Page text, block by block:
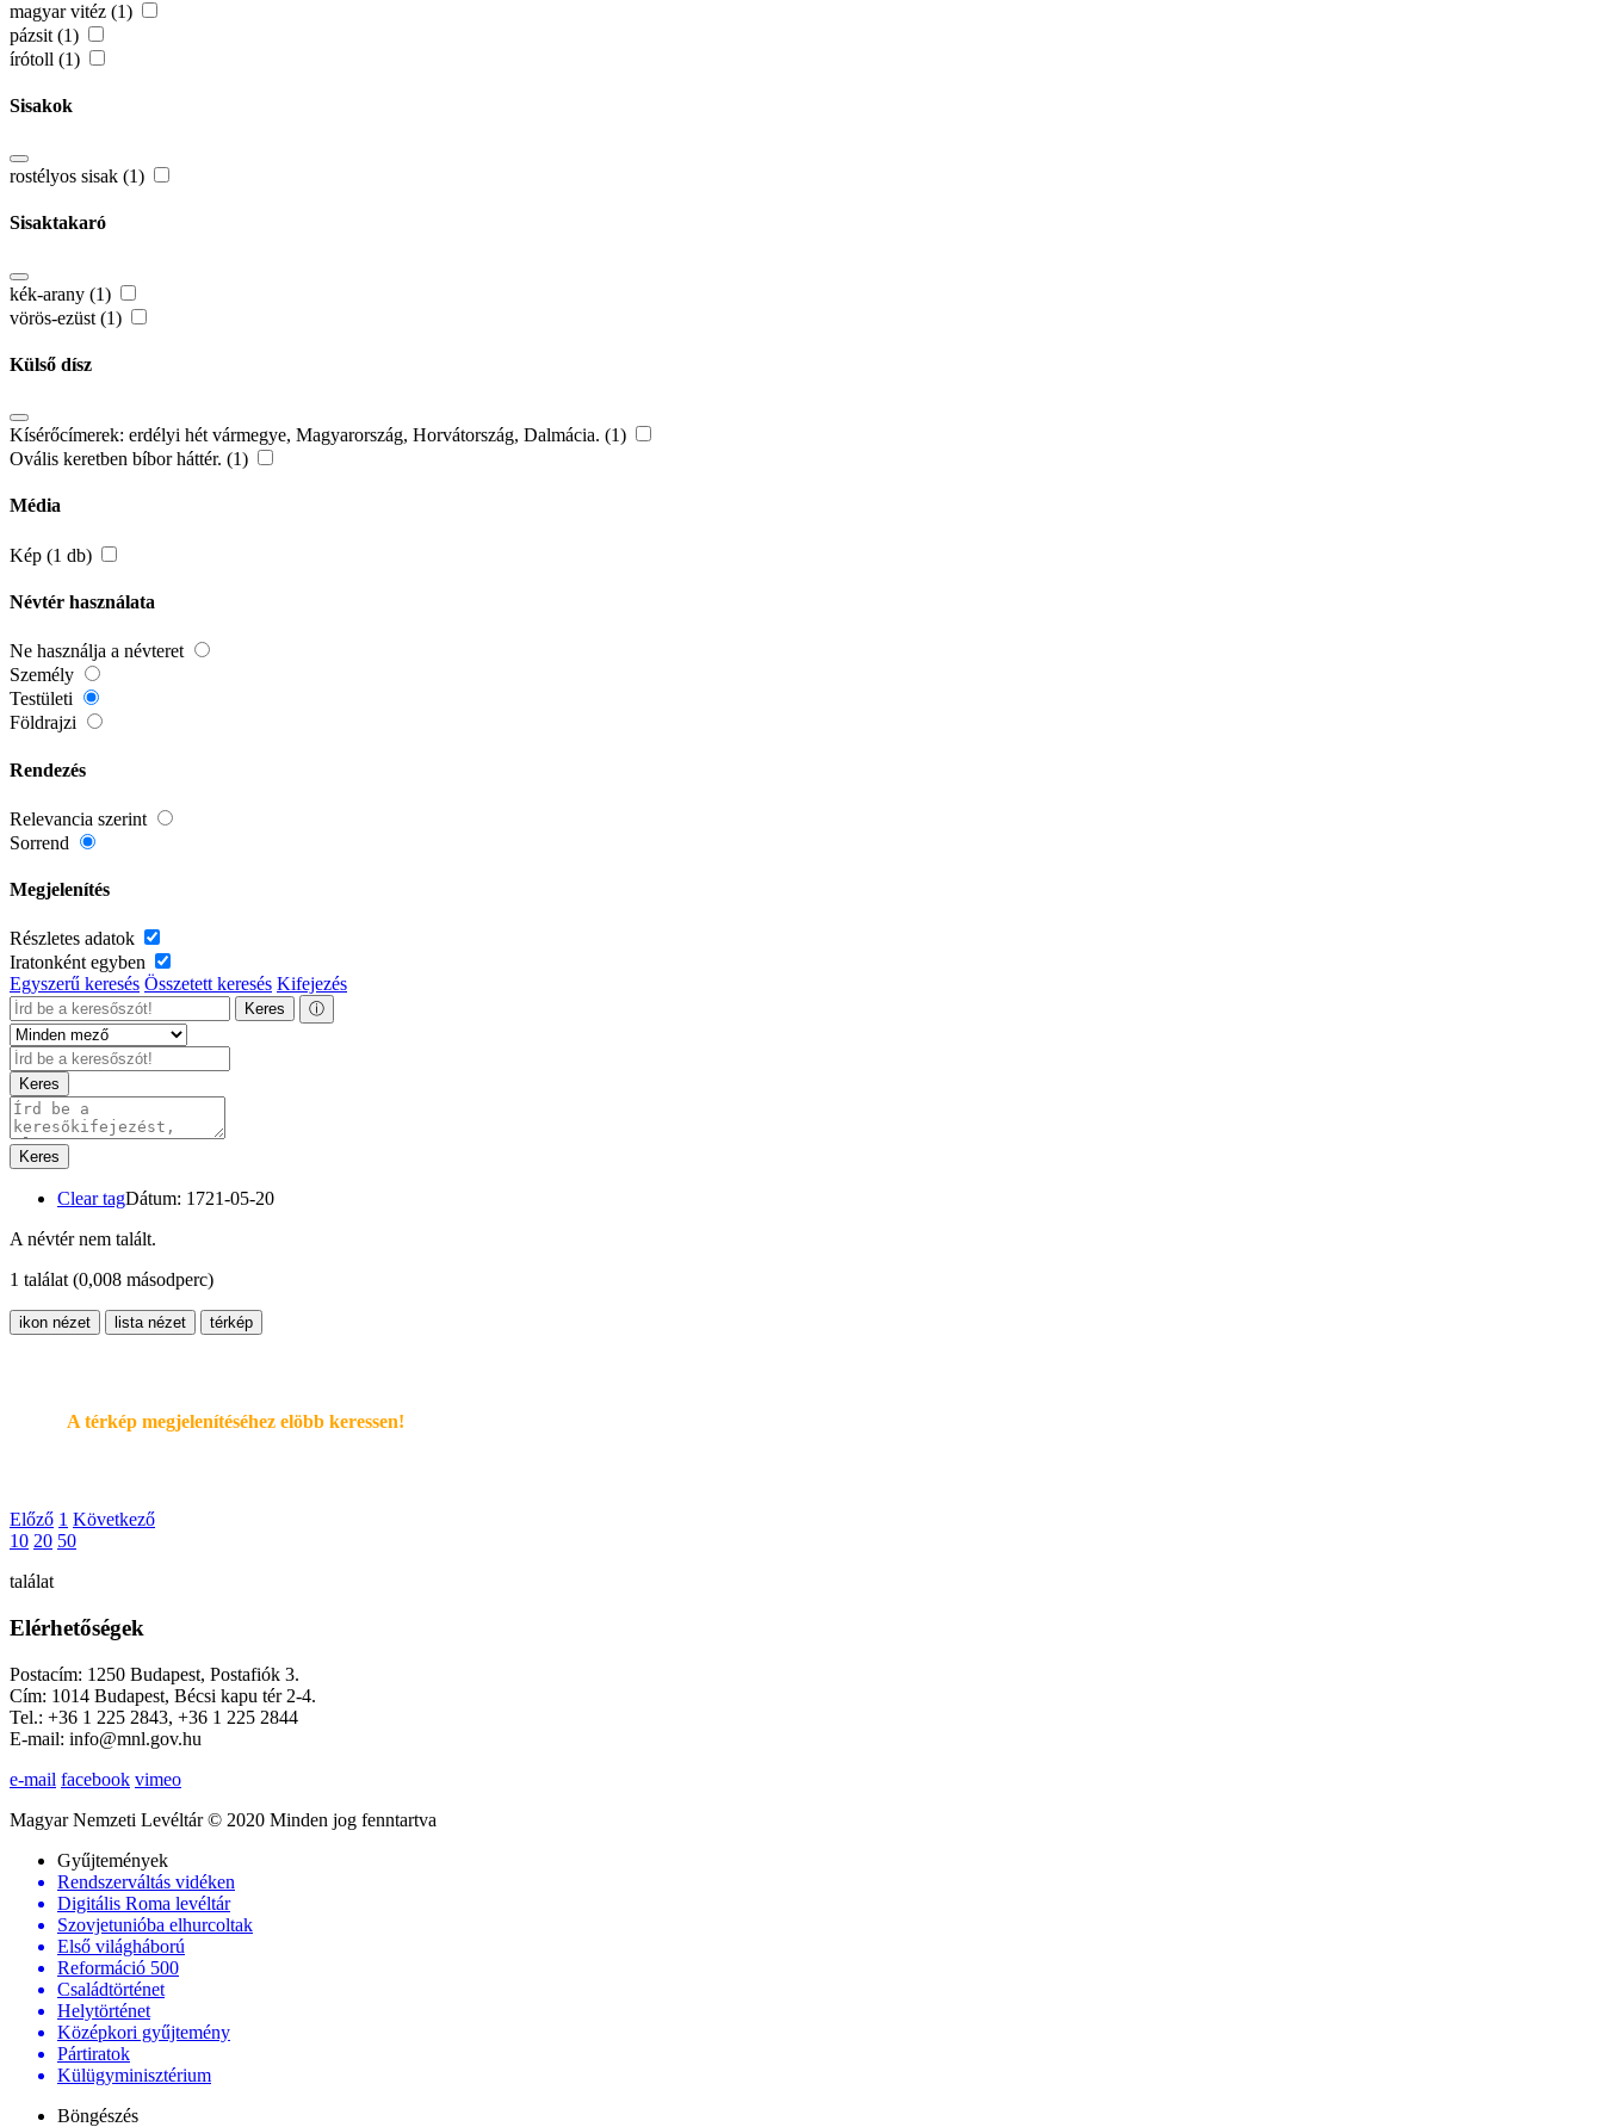
magyar vitéz (1)
pázsit (1)
írótoll (1)
Sisakok
rostélyos sisak (1)
Sisaktakaró
kék-arany (1)
vörös-ezüst (1)
Külső dísz
Kísérőcímerek: erdélyi hét vármegye, Magyarország, Horvátország, Dalmácia. (1)
Ovális keretben bíbor háttér. (1)
Média
Kép (1 db)
Névtér használata
Ne használja a névteret
Személy
Testületi
Földrajzi
Rendezés
Relevancia szerint
Sorrend
Megjelenítés
Részletes adatok
Iratonként egyben
Egyszerű keresés Összetett keresés Kifejezés
Keres ⓘ
Keres
Keres
Clear tagDátum: 1721-05-20
A névtér nem talált.
1 találat (0,008 másodperc)
ikon nézet lista nézet térkép
A térkép megjelenítéséhez elöbb keressen!
Előző 1 Következő
10 20 50
találat
Elérhetőségek
Postacím: 1250 Budapest, Postafiók 3.
Cím: 1014 Budapest, Bécsi kapu tér 2-4.
Tel.: +36 1 225 2843, +36 1 225 2844
E-mail: info@mnl.gov.hu
e-mail facebook vimeo
Magyar Nemzeti Levéltár © 2020 Minden jog fenntartva
Gyűjtemények
Rendszerváltás vidéken
Digitális Roma levéltár
Szovjetunióba elhurcoltak
Első világháború
Reformáció 500
Családtörténet
Helytörténet
Középkori gyűjtemény
Pártiratok
Külügyminisztérium
Böngészés